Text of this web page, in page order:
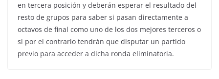
en tercera posición y deberán esperar el resultado del
resto de grupos para saber si pasan directamente a
octavos de final como uno de los dos mejores terceros o
si por el contrario tendrán que disputar un partido
previo para acceder a dicha ronda eliminatoria.